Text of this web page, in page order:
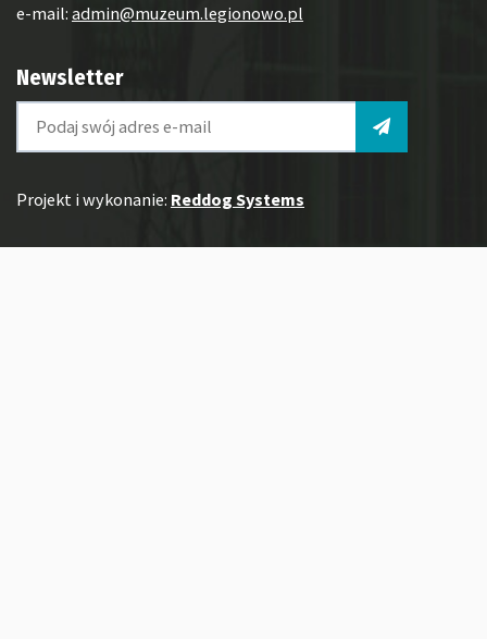
e-mail: admin@muzeum.legionowo.pl
Newsletter
Projekt i wykonanie: Reddog Systems